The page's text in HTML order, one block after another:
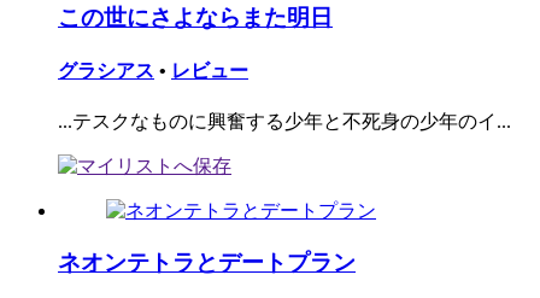
この世にさよならまた明日
グラシアス • レビュー
...テスクなものに興奮する少年と不死身の少年のイ...
ネオンテトラとデートプラン